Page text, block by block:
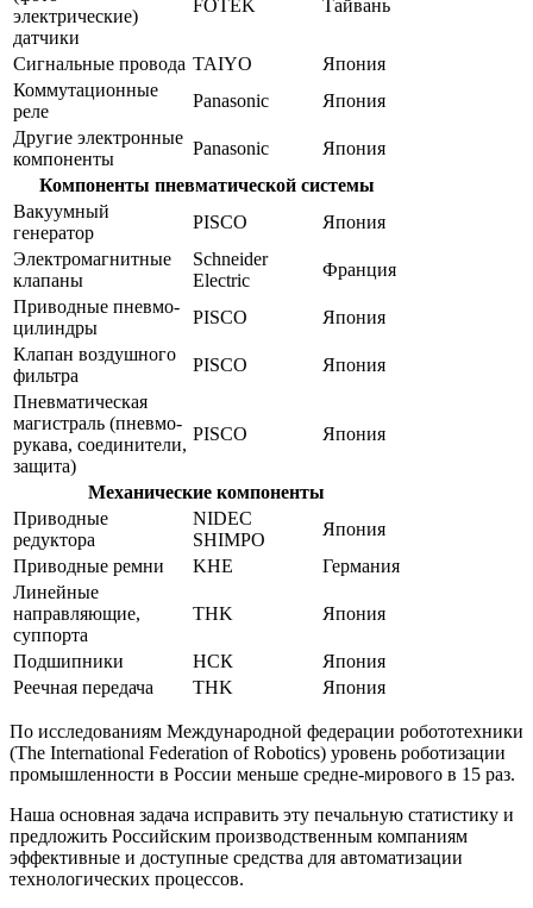
электрические)
датчики
FOTEK Тайвань
Сигнальные провода TAIYO
Япония
Коммутационные
реле
Panasonic
Япония
Другие электронные
компоненты
Panasonic
Япония
Компоненты пневматической системы
Вакуумный
генератор
PISCO
Япония
Электромагнитные
клапаны
Schneider
Electric
Франция
Приводные пневмо-
цилиндры
PISCO
Япония
Клапан воздушного
фильтра
PISCO
Япония
Пневматическая
магистраль (пневмо-
рукава, соединители,
защита)
PISCO Япония
Механические компоненты
Приводные
редуктора
NIDEC
SHIMPO
Япония
Приводные ремни
KHE
Германия
Линейные
направляющие,
суппорта
THK Япония
Подшипники НСК
Япония
Реечная передача
THK Япония
По исследованиям Международной федерации робототехники
(The International Federation of Robotics) уровень роботизации
промышленности в России меньше средне-мирового в 15 раз.
Наша основная задача исправить эту печальную статистику и
предложить Российским производственным компаниям
эффективные и доступные средства для автоматизации
технологических процессов.